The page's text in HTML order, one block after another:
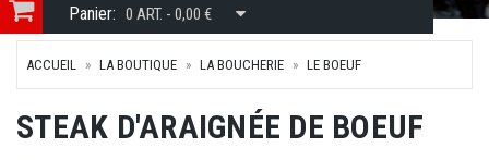
Panier: 0 ART. - 0,00 €
ACCUEIL LA BOUTIQUE LA BOUCHERIE LE BOEUF
STEAK D'ARAIGNÉE DE BOEUF